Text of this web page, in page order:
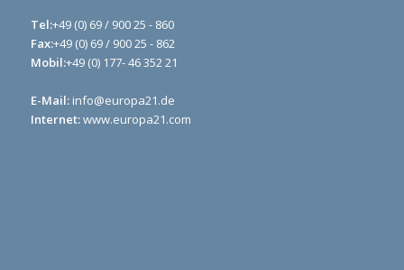
Tel:+49 (0) 69 / 900 25 - 860
Fax:+49 (0) 69 / 900 25 - 862
Mobil:+49 (0) 177- 46 352 21
E-Mail: info@europa21.de
Internet:www.europa21.com